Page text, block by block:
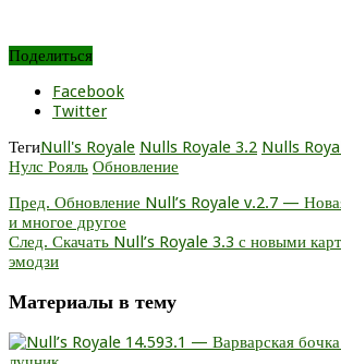
Поделиться
Facebook
Twitter
ТегиNull's Royale Nulls Royale 3.2 Nulls
Нулс Рояль Обновление
Пред. Обновление Null’s Royale v.2.7 —
и многое другое
След. Скачать Null’s Royale 3.3 с новыми
эмодзи
Материалы в тему